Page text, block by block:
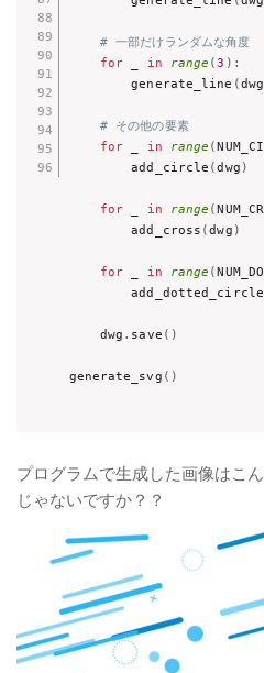
# 一部だけランダムな角度
for
in range (3 ) :
        generate_line
(dwg
# その他の要素
for
in range (
        add_circle
(dwg )
for in range (
        add_cross
(dwg )
for in range (
        add_dotted_circle
    dwg
. save ( )
generate_svg ( )
プログラムで生成した画像はこ
じゃないですか？？